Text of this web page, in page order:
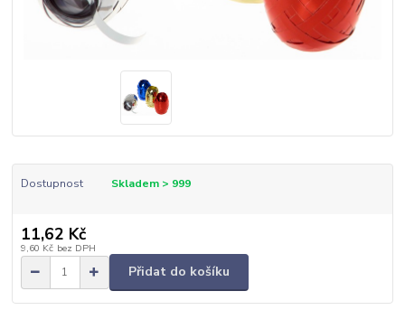
Dostupnost Skladem > 999
11,62 Kč
9,60 Kč bez DPH
Přidat do košíku